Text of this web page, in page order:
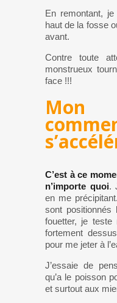
En remontant,
haut de la fosse
avant.
Contre toute
monstrueux
face !!!
C’est à ce
n’importe quoi.
en me
sont positionnés
fouetter, je
fortement
pour me jeter à
J’essaie de
qu’a le poisson
et surtout aux